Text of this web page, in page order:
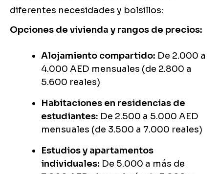
diferentes necesidades y bolsillos:
Opciones de vivienda y rangos de precios:
Alojamiento compartido: De 2.000 a
4.000 AED mensuales (de 2.800 a
5.600 reales)
Habitaciones en residencias de
estudiantes: De 2.500 a 5.000 AED
mensuales (de 3.500 a 7.000 reales)
Estudios y apartamentos
individuales: De 5.000 a más de